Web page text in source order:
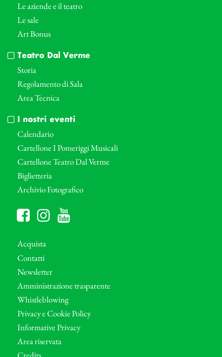
Le aziende e il teatro
Le sale
Art Bonus
Teatro Dal Verme
Storia
Regolamento di Sala
Area Tecnica
I nostri eventi
Calendario
Cartellone I Pomeriggi Musicali
Cartellone Teatro Dal Verme
Biglietteria
Archivio Fotografico
Acquista
Contatti
Newsletter
Amministrazione trasparente
Whistleblowing
Privacy e Cookie Policy
Informative Privacy
Area riservata